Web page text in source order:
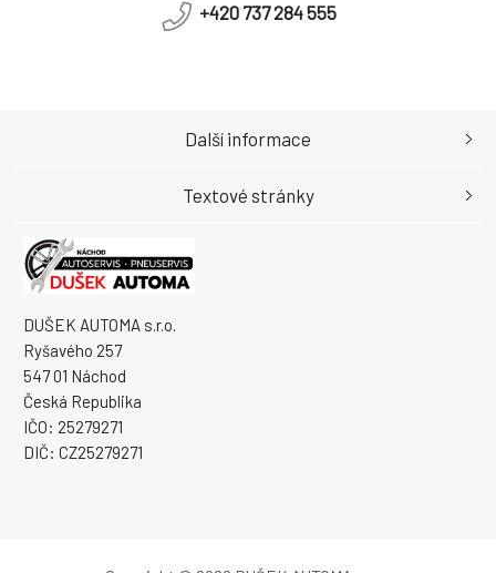
+420 737 284 555
DUŠEK AUTOMA s.r.o.
Ryšavého 257
547 01 Náchod
Česká Republika
IČO: 25279271
DIČ: CZ25279271
Další informace
Textové stránky